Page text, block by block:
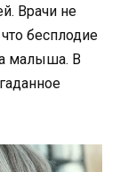
Врачи не
бесплодие
малыша. В